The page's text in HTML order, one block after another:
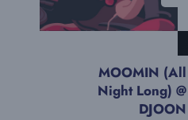
MOOMIN (All
Night Long) @
DJOON